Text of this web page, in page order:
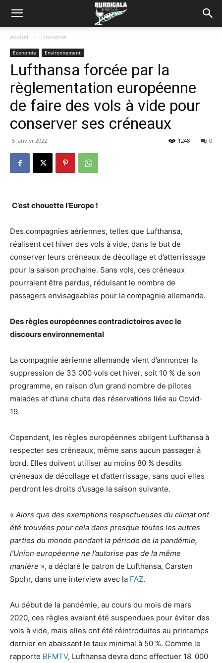
Accueil Économie
Économie Environnement
Lufthansa forcée par la
règlementation européenne
de faire des vols à vide pour
conserver ses créneaux
5 janvier 2022 0
1248
C’est chouette l’Europe !
Des compagnies aériennes, telles que Lufthansa,
réalisent cet hiver des vols à vide, dans le but de
conserver leurs créneaux de décollage et d’atterrissage
pour la saison prochaine. Sans vols, ces créneaux
pourraient être perdus, réduisant le nombre de
passagers envisageables pour la compagnie allemande.
Des règles européennes contradictoires avec le
discours environnemental
La compagnie aérienne allemande vient d’annoncer la
suppression de 33 000 vols cet hiver, soit 10 % de son
programme, en raison d’un grand nombre de pilotes
malades et d’une chute des réservations liée au Covid-
19.
Cependant, les règles européennes obligent Lufthansa à
respecter ses créneaux, même sans aucun passager à
bord. Elles doivent utiliser au moins 80 % desdits
créneaux de décollage et d’atterrissage, sans quoi elles
perdront les droits d’usage la saison suivante.
« Alors que des exemptions respectueuses du climat ont
été trouvées pour cela dans presque toutes les autres
parties du monde pendant la période de la pandémie,
l’Union européenne ne l’autorise pas de la même
manière », a déclaré le patron de Lufthansa, Carsten
Spohr, dans une interview avec la FAZ.
Au début de la pandémie, au cours du mois de mars
2020, ces règles avaient été suspendues pour éviter des
vols à vide, mais elles ont été réintroduites au printemps
dernier en abaissant le taux minimal à 50 %. Comme le
rapporte BFMTV, Lufthansa devra donc effectuer 18 000